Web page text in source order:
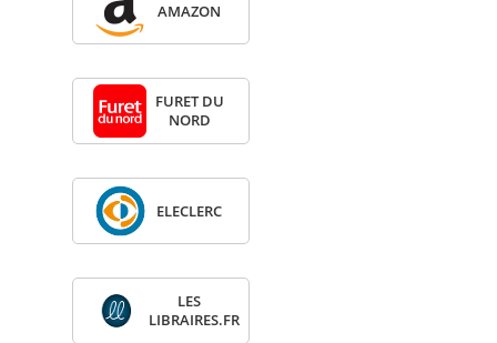
AMA­ZON
FURET DU
NORD
ELE­CLERC
LES
LIBRAIRES.FR